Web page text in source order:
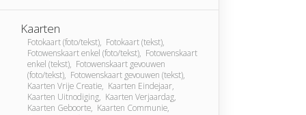
Kaarten
Fotokaart (foto/tekst), Fotokaart (tekst),
Fotowenskaart enkel (foto/tekst), Fotowenskaart
enkel (tekst), Fotowenskaart gevouwen
(foto/tekst), Fotowenskaart gevouwen (tekst),
Kaarten Vrije Creatie, Kaarten Eindejaar,
Kaarten Uitnodiging, Kaarten Verjaardag,
Kaarten Geboorte, Kaarten Communie,